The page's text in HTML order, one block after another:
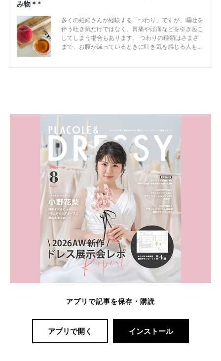
アプリで記事を保存・購読
アプリで開く インストール